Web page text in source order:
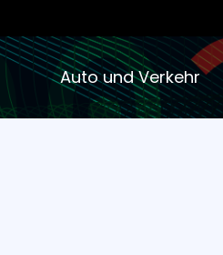
Auto und Verkehr